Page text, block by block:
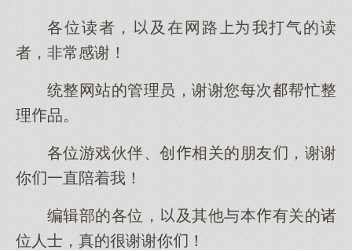
各位读者，及在网路我打气的读
者，非常感谢！
统整网站的管理员，谢谢您每次帮忙整
理品。
各位游戏伙伴、创相关的朋友，谢谢
你一直陪着我！
编辑部的各位，及其他与本有关的诸
位人士，真的很谢谢你！